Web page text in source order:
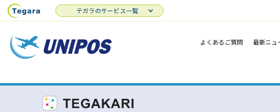
よくあるご質問 最新ニュ
テガラのサービス一覧